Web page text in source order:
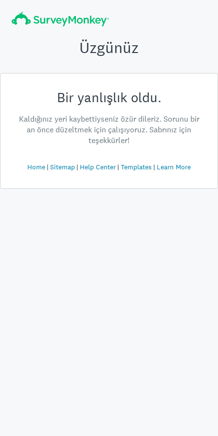
Üzgünüz
Bir yanlışlık oldu.
Kaldığınız yeri kaybettiyseniz özür dileriz. Sorunu bir
an önce düzeltmek için çalışıyoruz. Sabrınız için
teşekkürler!
Home Sitemap Help Center Templates Learn More